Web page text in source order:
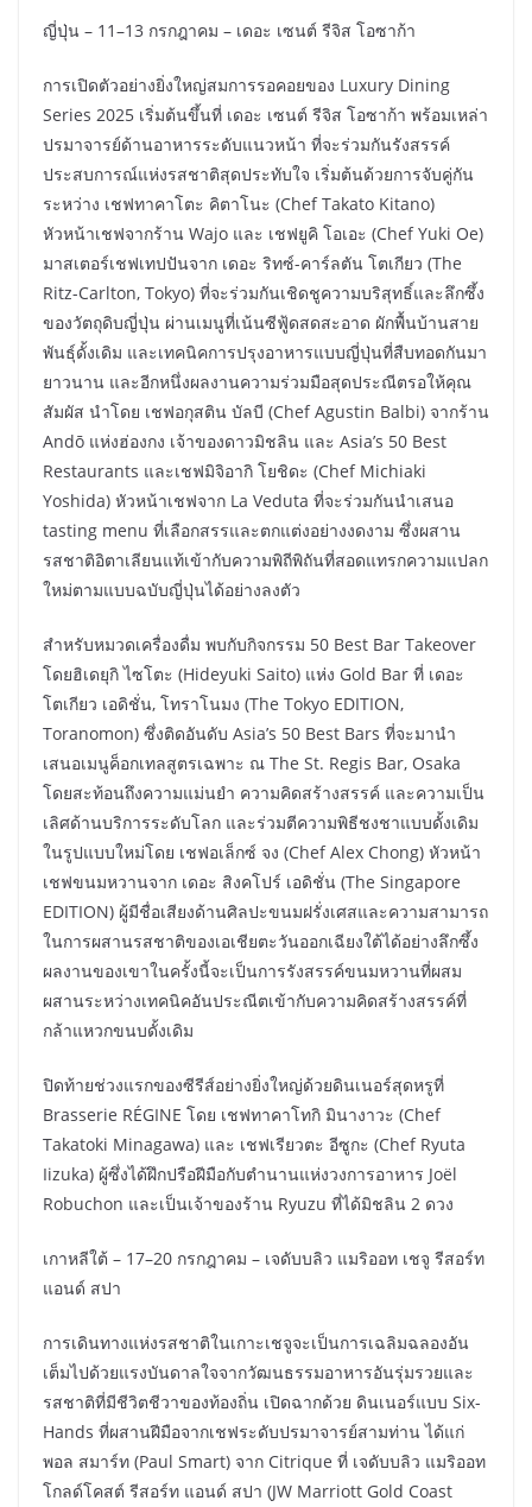
ญี่ปุ่น – 11–13 กรกฎาคม – เดอะ เซนต์ รีจิส โอซาก้า
การเปิดตัวอย่างยิ่งใหญ่สมการรอคอยของ Luxury Dining
Series 2025 เริ่มต้นขึ้นที่ เดอะ เซนต์ รีจิส โอซาก้า พร้อมเหล่า
ปรมาจารย์ด้านอาหารระดับแนวหน้า ที่จะร่วมกันรังสรรค์
ประสบการณ์แห่งรสชาติสุดประทับใจ เริ่มต้นด้วยการจับคู่กัน
ระหว่าง เชฟทาคาโตะ คิตาโนะ (Chef Takato Kitano)
หัวหน้าเชฟจากร้าน Wajo และ เชฟยูคิ โอเอะ (Chef Yuki Oe)
มาสเตอร์เชฟเทปปันจาก เดอะ ริทซ์-คาร์ลตัน โตเกียว (The
Ritz-Carlton, Tokyo) ที่จะร่วมกันเชิดชูความบริสุทธิ์และลึกซึ้ง
ของวัตถุดิบญี่ปุ่น ผ่านเมนูที่เน้นซีฟู้ดสดสะอาด ผักพื้นบ้านสาย
พันธุ์ดั้งเดิม และเทคนิคการปรุงอาหารแบบญี่ปุ่นที่สืบทอดกันมา
ยาวนาน และอีกหนึ่งผลงานความร่วมมือสุดประณีตรอให้คุณ
สัมผัส นำโดย เชฟอกุสติน บัลบี (Chef Agustin Balbi) จากร้าน
Andō แห่งฮ่องกง เจ้าของดาวมิชลิน และ Asia’s 50 Best
Restaurants และเชฟมิจิอากิ โยชิดะ (Chef Michiaki
Yoshida) หัวหน้าเชฟจาก La Veduta ที่จะร่วมกันนำเสนอ
tasting menu ที่เลือกสรรและตกแต่งอย่างงดงาม ซึ่งผสาน
รสชาติอิตาเลียนแท้เข้ากับความพิถีพิถันที่สอดแทรกความแปลก
ใหม่ตามแบบฉบับญี่ปุ่นได้อย่างลงตัว
สำหรับหมวดเครื่องดื่ม พบกับกิจกรรม 50 Best Bar Takeover
โดยฮิเดยุกิ ไซโตะ (Hideyuki Saito) แห่ง Gold Bar ที่ เดอะ
โตเกียว เอดิชั่น, โทราโนมง (The Tokyo EDITION,
Toranomon) ซึ่งติดอันดับ Asia’s 50 Best Bars ที่จะมานำ
เสนอเมนูค็อกเทลสูตรเฉพาะ ณ The St. Regis Bar, Osaka
โดยสะท้อนถึงความแม่นยำ ความคิดสร้างสรรค์ และความเป็น
เลิศด้านบริการระดับโลก และร่วมตีความพิธีชงชาแบบดั้งเดิม
ในรูปแบบใหม่โดย เชฟอเล็กซ์ จง (Chef Alex Chong) หัวหน้า
เชฟขนมหวานจาก เดอะ สิงคโปร์ เอดิชั่น (The Singapore
EDITION) ผู้มีชื่อเสียงด้านศิลปะขนมฝรั่งเศสและความสามารถ
ในการผสานรสชาติของเอเชียตะวันออกเฉียงใต้ได้อย่างลึกซึ้ง
ผลงานของเขาในครั้งนี้จะเป็นการรังสรรค์ขนมหวานที่ผสม
ผสานระหว่างเทคนิคอันประณีตเข้ากับความคิดสร้างสรรค์ที่
กล้าแหวกขนบดั้งเดิม
ปิดท้ายช่วงแรกของซีรีส์อย่างยิ่งใหญ่ด้วยดินเนอร์สุดหรูที่
Brasserie RÉGINE โดย เชฟทาคาโทกิ มินางาวะ (Chef
Takatoki Minagawa) และ เชฟเรียวตะ อีซูกะ (Chef Ryuta
Iizuka) ผู้ซึ่งได้ฝึกปรือฝีมือกับตำนานแห่งวงการอาหาร Joël
Robuchon และเป็นเจ้าของร้าน Ryuzu ที่ได้มิชลิน 2 ดวง
เกาหลีใต้ – 17–20 กรกฎาคม – เจดับบลิว แมริออท เชจู รีสอร์ท
แอนด์ สปา
การเดินทางแห่งรสชาติในเกาะเชจูจะเป็นการเฉลิมฉลองอัน
เต็มไปด้วยแรงบันดาลใจจากวัฒนธรรมอาหารอันรุ่มรวยและ
รสชาติที่มีชีวิตชีวาของท้องถิ่น เปิดฉากด้วย ดินเนอร์แบบ Six-
Hands ที่ผสานฝีมือจากเชฟระดับปรมาจารย์สามท่าน ได้แก่
พอล สมาร์ท (Paul Smart) จาก Citrique ที่ เจดับบลิว แมริออท
โกลด์โคสต์ รีสอร์ท แอนด์ สปา (JW Marriott Gold Coast